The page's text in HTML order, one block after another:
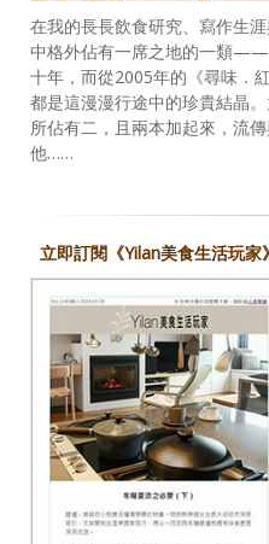
在我的長長飲食研究、寫作生
中格外佔有一席之地的一類——
十年，而從2005年的《尋味．
都是這漫漫行途中的珍貴結晶
所佔有二，且兩本加起來，流
他……
立即訂閱《Yilan美食生活玩家